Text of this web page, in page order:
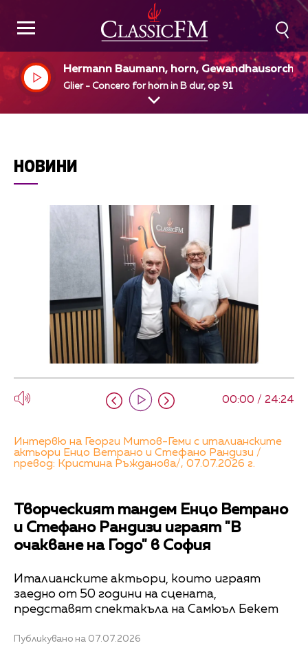
Hermann Baumann, horn,
er Leipzig, Kurt Masur, dir
Glier - Concero for horn in B dur, op 91
НОВИНИ
00:00 / 24:24
Интервю на Георги Митов-Геми с италианските
актьори Енцо Ветрано и Стефано Рандизи /
превод: Кристина Ръжданова/, 07.07.2026 г.
Творческият тандем Енцо Ветрано
и Стефано Рандизи играят "В
очакване на Годо" в София
Италианските актьори, които играят
заедно от 50 години на сцената,
представят спектакъла на Самюъл Бекет
Публикувано на 07.07.2026